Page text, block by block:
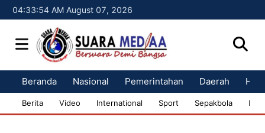
04:33:55 AM August 07, 2026
Beranda Nasional Pemerintahan Daerah
Berita Video International Sport Sepakbola